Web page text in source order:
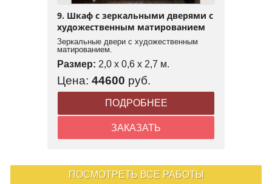
9. Шкаф с зеркальными дверями с
художественным матированием
Зеркальные двери с художественным
матированием.
Размер: 2,0 x 0,6 x 2,7 м.
Цена: 44600 руб.
ПОДРОБНЕЕ
ЗАКАЗАТЬ
ПОСМОТРЕТЬ ВСЕ РАБОТЫ